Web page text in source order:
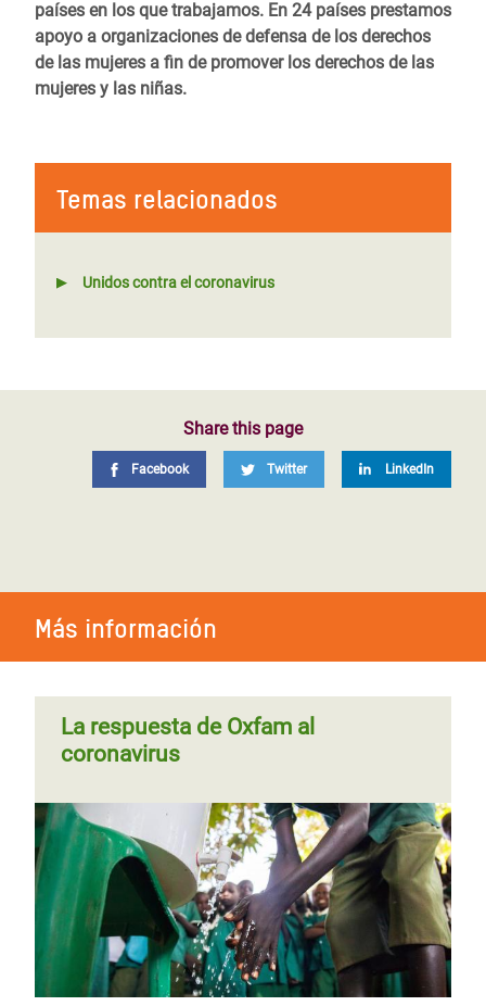
países en los que trabajamos. En 24 países prestamos
apoyo a organizaciones de defensa de los derechos
de las mujeres a fin de promover los derechos de las
mujeres y las niñas.
Temas relacionados
Unidos contra el coronavirus
Share this page
Facebook Twitter LinkedIn
Más información
La respuesta de Oxfam al
coronavirus